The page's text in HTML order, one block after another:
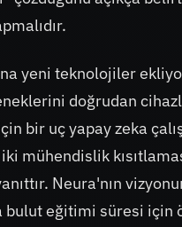
yeni teknolojiler
doğrudan
bir uç yapay zeka
mühendislik
Neura'nın
bulut eğitimi süresi